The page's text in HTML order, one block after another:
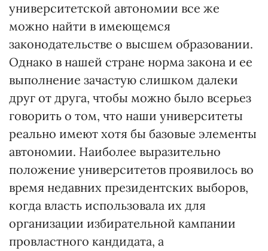
университетской автономии все же
можно найти в имеющемся
законодательстве о высшем образовании.
Однако в нашей стране норма закона и ее
выполнение зачастую слишком далеки
друг от друга, чтобы можно было всерьез
говорить о том, что наши университеты
реально имеют хотя бы базовые элементы
автономии. Наиболее выразительно
положение университетов проявилось во
время недавних президентских выборов,
когда власть использовала их для
организации избирательной кампании
провластного кандидата, а